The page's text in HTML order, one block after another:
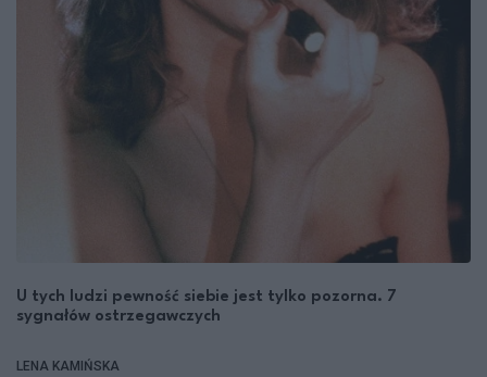
U tych ludzi pewność siebie jest tylko pozorna. 7
sygnałów ostrzegawczych
LENA KAMIŃSKA